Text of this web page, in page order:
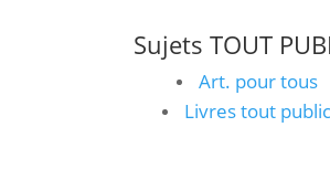
Sujets TOUT
Art. pour tous
Livres tout public